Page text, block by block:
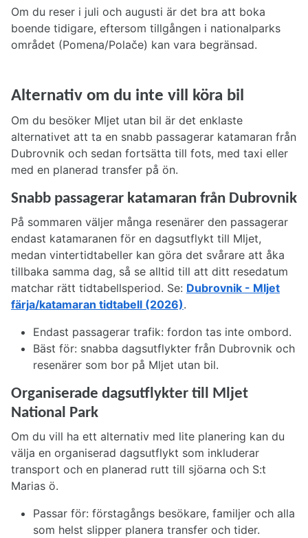
Om du reser i juli och augusti är det bra att boka
boende tidigare, eftersom tillgången i nationalparks
området (Pomena/Polače) kan vara begränsad.
Alternativ om du inte vill köra bil
Om du besöker Mljet utan bil är det enklaste
alternativet att ta en snabb passagerar katamaran från
Dubrovnik och sedan fortsätta till fots, med taxi eller
med en planerad transfer på ön.
Snabb passagerar katamaran från Dubrovnik
På sommaren väljer många resenärer den passagerar
endast katamaranen för en dagsutflykt till Mljet,
medan vintertidtabeller kan göra det svårare att åka
tillbaka samma dag, så se alltid till att ditt resedatum
matchar rätt tidtabellsperiod. Se: Dubrovnik - Mljet
färja/katamaran tidtabell (2026).
Endast passagerar trafik: fordon tas inte ombord.
Bäst för: snabba dagsutflykter från Dubrovnik och
resenärer som bor på Mljet utan bil.
Organiserade dagsutflykter till Mljet
National Park
Om du vill ha ett alternativ med lite planering kan du
välja en organiserad dagsutflykt som inkluderar
transport och en planerad rutt till sjöarna och S:t
Marias ö.
Passar för: förstagångs besökare, familjer och alla
som helst slipper planera transfer och tider.